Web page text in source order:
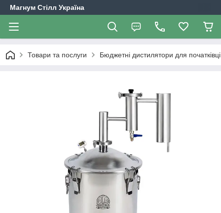
Магнум Стілл Україна
Товари та послуги Бюджетні дистилятори для